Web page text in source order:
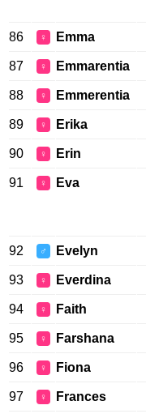
86 ♀ Emma
87 ♀ Emmarentia
88 ♀ Emmerentia
89 ♀ Erika
90 ♀ Erin
91 ♀ Eva
92 ♂ Evelyn
93 ♀ Everdina
94 ♀ Faith
95 ♀ Farshana
96 ♀ Fiona
97 ♀ Frances